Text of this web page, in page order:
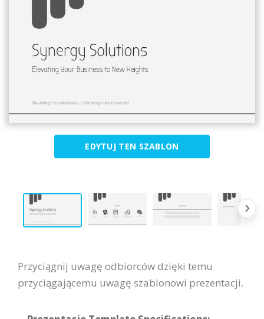
EDYTUJ TEN SZABLON
Przyciągnij uwagę odbiorców dzięki temu
przyciągającemu uwagę szablonowi prezentacji.